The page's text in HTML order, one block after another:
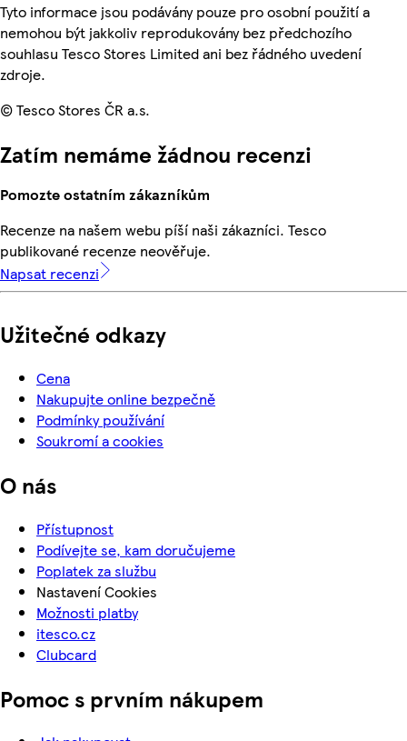
Tyto informace jsou podávány pouze pro osobní použití a
nemohou být jakkoliv reprodukovány bez předchozího
souhlasu Tesco Stores Limited ani bez řádného uvedení
zdroje.
© Tesco Stores ČR a.s.
Zatím nemáme žádnou recenzi
Pomozte ostatním zákazníkům
Recenze na našem webu píší naši zákazníci. Tesco
publikované recenze neověřuje.
Napsat recenzi
Užitečné odkazy
Cena
Nakupujte online bezpečně
Podmínky používání
Soukromí a cookies
O nás
Přístupnost
Podívejte se, kam doručujeme
Poplatek za službu
Nastavení Cookies
Možnosti platby
itesco.cz
Clubcard
Pomoc s prvním nákupem